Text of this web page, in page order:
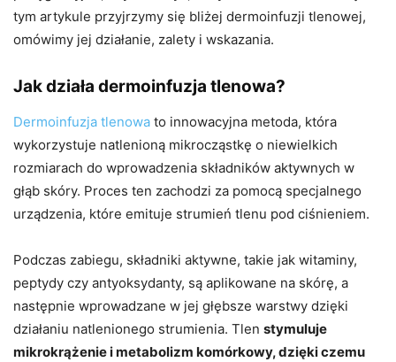
tym artykule przyjrzymy się bliżej dermoinfuzji tlenowej,
omówimy jej działanie, zalety i wskazania.
Jak działa dermoinfuzja tlenowa?
Dermoinfuzja tlenowa to innowacyjna metoda, która
wykorzystuje natlenioną mikrocząstkę o niewielkich
rozmiarach do wprowadzenia składników aktywnych w
głąb skóry. Proces ten zachodzi za pomocą specjalnego
urządzenia, które emituje strumień tlenu pod ciśnieniem.
Podczas zabiegu, składniki aktywne, takie jak witaminy,
peptydy czy antyoksydanty, są aplikowane na skórę, a
następnie wprowadzane w jej głębsze warstwy dzięki
działaniu natlenionego strumienia. Tlen stymuluje
mikrokrążenie i metabolizm komórkowy, dzięki czemu